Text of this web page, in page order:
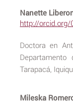
Nanette
http://
Doctora en
Tarapacá,
Mileska